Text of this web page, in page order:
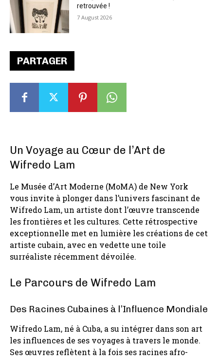
PARTAGER
Un Voyage au Cœur de l’Art de
Wifredo Lam
Le Musée d’Art Moderne (MoMA) de New York
vous invite à plonger dans l’univers fascinant de
Wifredo Lam, un artiste dont l’œuvre transcende
les frontières et les cultures. Cette rétrospective
exceptionnelle met en lumière les créations de cet
artiste cubain, avec en vedette une toile
surréaliste récemment dévoilée.
Le Parcours de Wifredo Lam
Des Racines Cubaines à l’Influence Mondiale
Wifredo Lam, né à Cuba, a su intégrer dans son art
les influences de ses voyages à travers le monde.
Ses œuvres reflètent à la fois ses racines afro-
retrouvée !
7 August 2026